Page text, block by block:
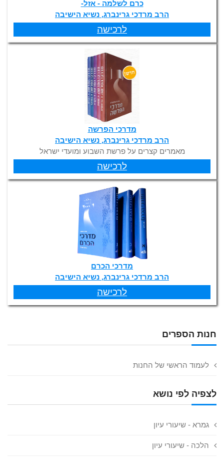
חנות הספרים
לעמוד הראשי של החנות
לצפיה לפי נושא
גמרא - שיעורי עיון
הלכה - שיעורי עיון
כרם לשלמה - אזל-
הרב מרדכי גרינברג, נשיא הישיבה
לרכישה
מדרכי הפרשה
הרב מרדכי גרינברג, נשיא הישיבה
מאמרים קצרים על פרשת השבוע ומועדי ישראל
לרכישה
מדרכי הכרם
הרב מרדכי גרינברג, נשיא הישיבה
לרכישה